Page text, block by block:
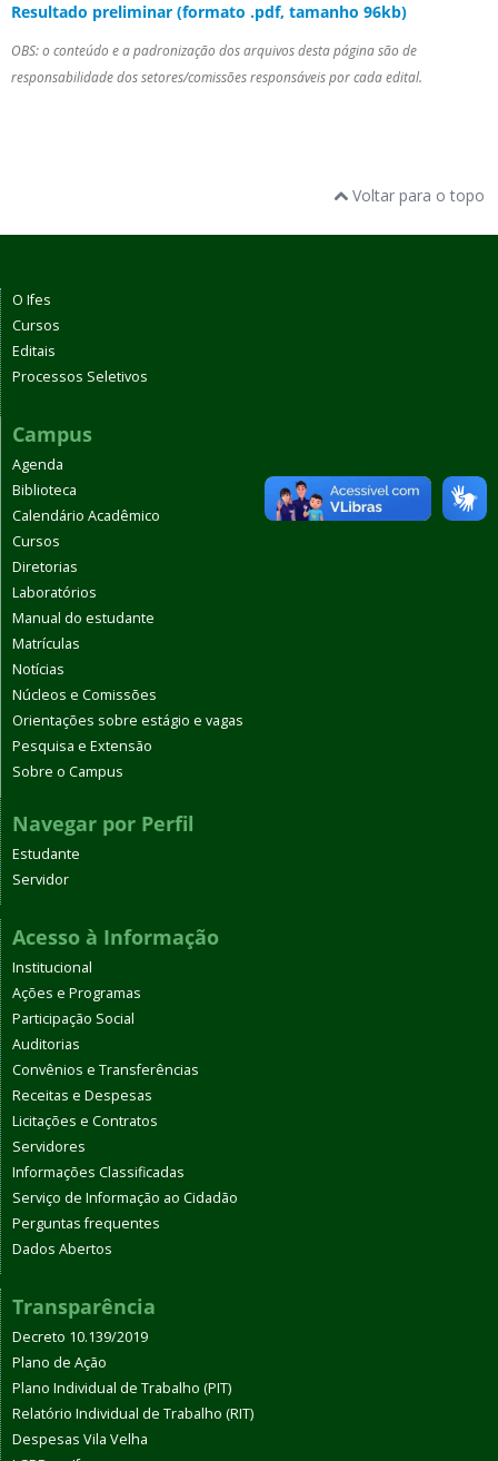
Resultado preliminar (formato .pdf, tamanho 96kb)
OBS: o conteúdo e a padronização dos arquivos desta página são de
responsabilidade dos setores/comissões responsáveis por cada edital.
Voltar para o topo
O Ifes
Cursos
Editais
Processos Seletivos
Campus
Agenda
Biblioteca
Calendário Acadêmico
Cursos
Diretorias
Laboratórios
Manual do estudante
Matrículas
Notícias
Núcleos e Comissões
Orientações sobre estágio e vagas
Pesquisa e Extensão
Sobre o Campus
Navegar por Perfil
Estudante
Servidor
Acesso à Informação
Institucional
Ações e Programas
Participação Social
Auditorias
Convênios e Transferências
Receitas e Despesas
Licitações e Contratos
Servidores
Informações Classificadas
Serviço de Informação ao Cidadão
Perguntas frequentes
Dados Abertos
Transparência
Decreto 10.139/2019
Plano de Ação
Plano Individual de Trabalho (PIT)
Relatório Individual de Trabalho (RIT)
Despesas Vila Velha